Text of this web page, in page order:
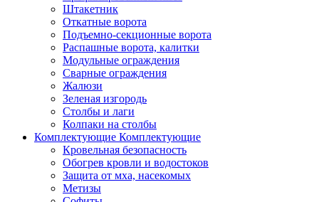
Штакетник
Откатные ворота
Подъемно-секционные ворота
Распашные ворота, калитки
Модульные ограждения
Сварные ограждения
Жалюзи
Зеленая изгородь
Столбы и лаги
Колпаки на столбы
Комплектующие Комплектующие
Кровельная безопасность
Обогрев кровли и водостоков
Защита от мха, насекомых
Метизы